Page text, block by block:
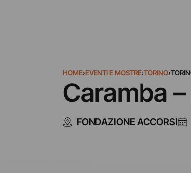
HOME›EVENTI E MOSTRE›TORINO›
Caramba
FONDAZIONE ACCORSI